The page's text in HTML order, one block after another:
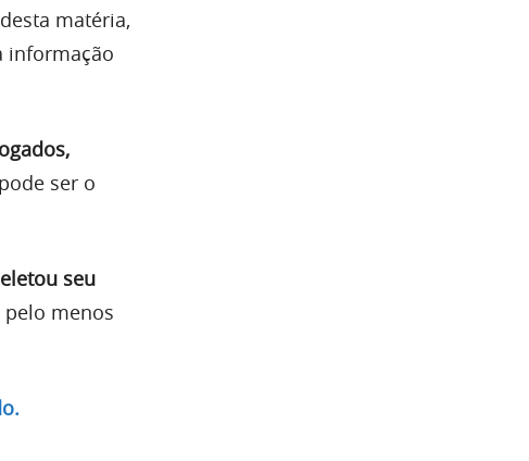
matéria,
informação
ser o
seu
menos